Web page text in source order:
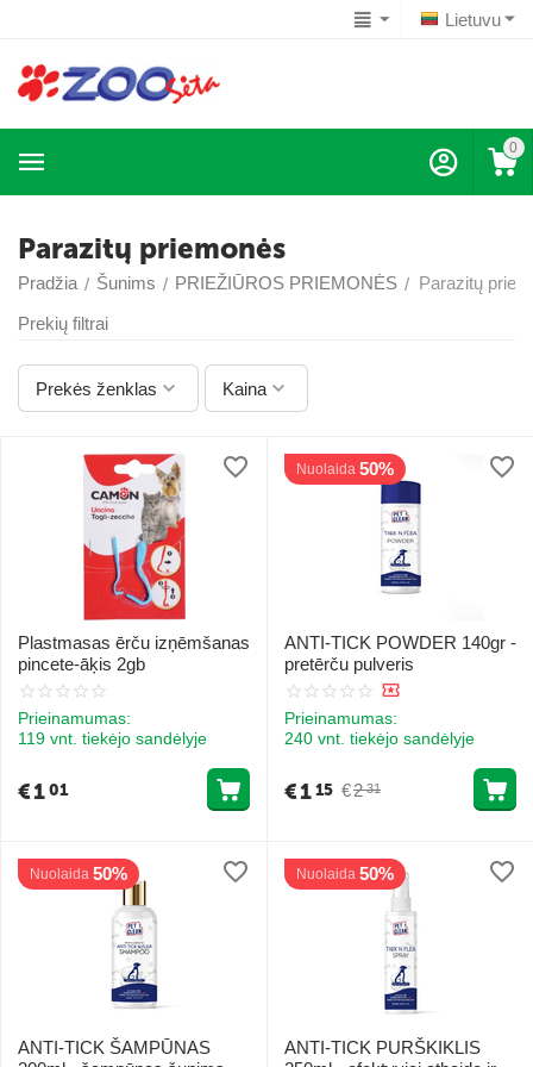
Lietuvu
0
Parazitų priemonės
Pradžia / Šunims / PRIEŽIŪROS PRIEMONĖS / Parazitų
Prekių filtrai
Prekės ženklas Kaina
Plastmasas ērču izņēmšanas
pincete-āķis 2gb
Prieinamumas:
119 vnt. tiekėjo sandėlyje
€101
Nuolaida 50%
ANTI-TICK POWDER 140gr -
pretērču pulveris
Prieinamumas:
240 vnt. tiekėjo sandėlyje
€2 31
€115
Nuolaida 50%
ANTI-TICK ŠAMPŪNAS
Nuolaida 50%
ANTI-TICK PURŠKIKLIS